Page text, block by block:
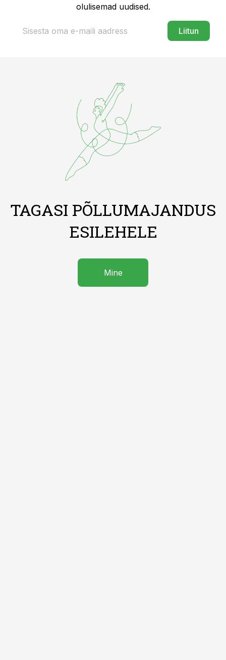
olulisemad uudised.
Liitun
TAGASI PÕLLUMAJANDUS
ESILEHELE
Mine